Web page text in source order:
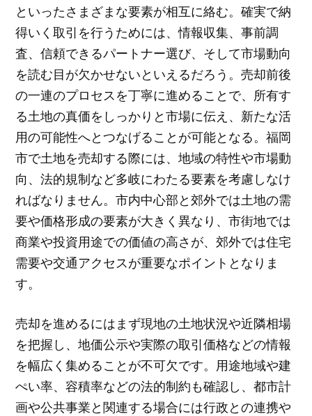
といったさまざまな要素が相互に絡む。確実で納
得いく取引を行うためには、情報収集、事前調
査、信頼できるパートナー選び、そして市場動向
を読む目が欠かせないといえるだろう。売却前後
の一連のプロセスを丁寧に進めることで、所有す
る土地の真価をしっかりと市場に伝え、新たな活
用の可能性へとつなげることが可能となる。福岡
市で土地を売却する際には、地域の特性や市場動
向、法的規制など多岐にわたる要素を考慮しなけ
ればなりません。市内中心部と郊外では土地の需
要や価格形成の要素が大きく異なり、市街地では
商業や投資用途での価値の高さが、郊外では住宅
需要や交通アクセスが重要なポイントとなりま
す。
売却を進めるにはまず現地の土地状況や近隣相場
を把握し、地価公示や実際の取引価格などの情報
を幅広く集めることが不可欠です。用途地域や建
ぺい率、容積率などの法的制約も確認し、都市計
画や公共事業と関連する場合には行政との連携や